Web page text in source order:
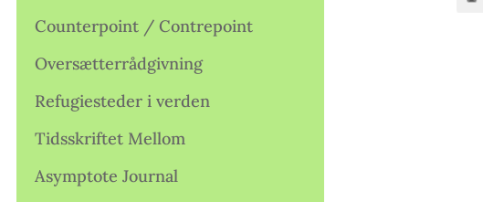
Counterpoint / Contrepoint
Oversætterrådgivning
Refugiesteder i verden
Tidsskriftet Mellom
Asymptote Journal